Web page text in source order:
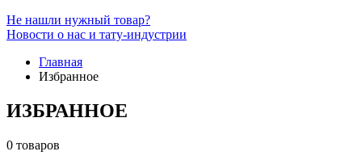
Не нашли нужный товар?
Новости о нас и тату-индустрии
Главная
Избранное
ИЗБРАННОЕ
0 товаров